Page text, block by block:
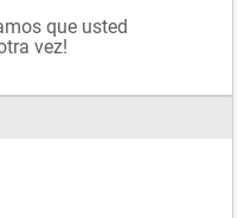
que usted
vez!